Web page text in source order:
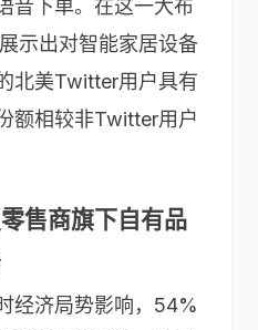
音下单。在这一大布
示出对智能家居设备
美Twitter用户具有
额相较非Twitter用户
售商旗下自有品
经济局势影响，54%